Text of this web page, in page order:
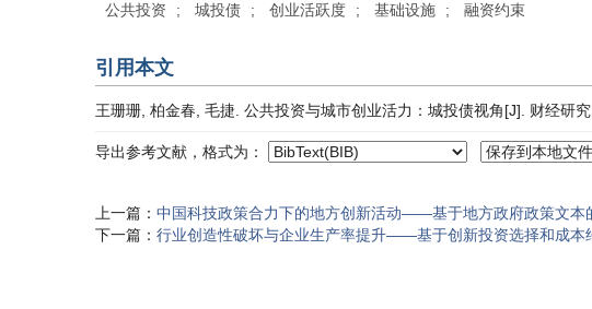
公共投资 ; 城投债 ; 创业活跃度 ; 基础设施 ; 融资约束
引用本文
王珊珊, 柏金春, 毛捷. 公共投资与城市创业活力：城投债视角[J]. 财经研
导出参考文献，格式为：
上一篇： 中国科技政策合力下的地方创新活动——基于地方政府政策文本
下一篇： 行业创造性破坏与企业生产率提升——基于创新投资选择和成本